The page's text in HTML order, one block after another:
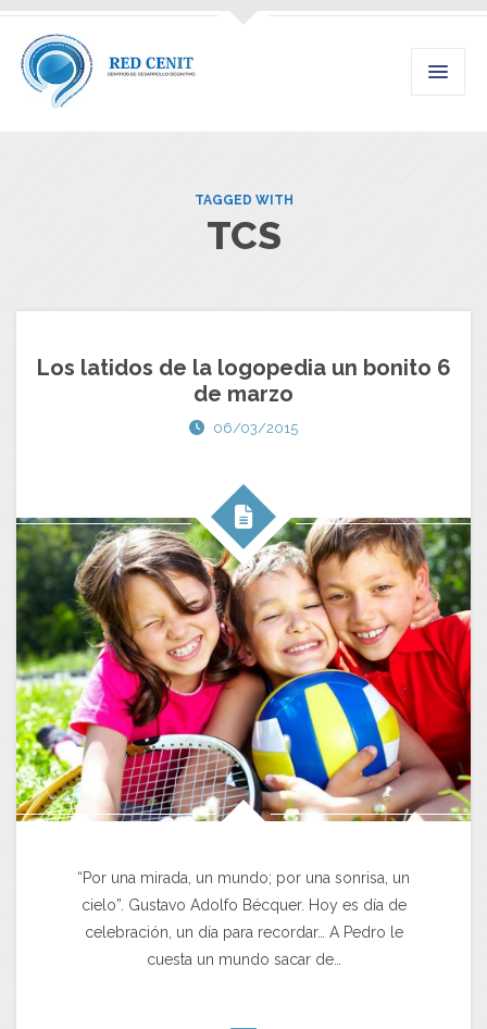
TAGGED WITH
TCS
Los latidos de la logopedia un bonito 6
de marzo
06/03/2015
“Por una mirada, un mundo; por una sonrisa, un
cielo”. Gustavo Adolfo Bécquer. Hoy es día de
celebración, un día para recordar… A Pedro le
cuesta un mundo sacar de…